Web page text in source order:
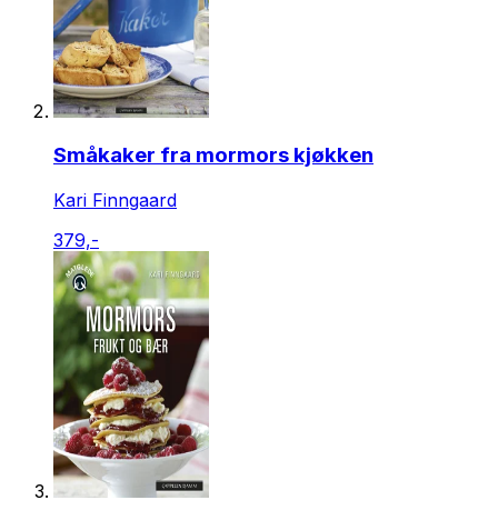
Småkaker fra mormors kjøkken
Kari Finngaard
379,-